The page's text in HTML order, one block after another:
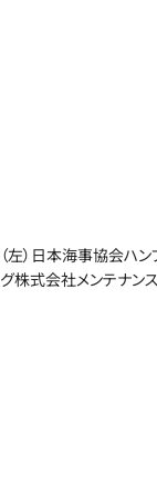
（左）日本海事協会ハ
グ株式会社メンテナ